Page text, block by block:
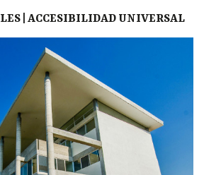
| ACCESIBILIDAD UNIVERSAL